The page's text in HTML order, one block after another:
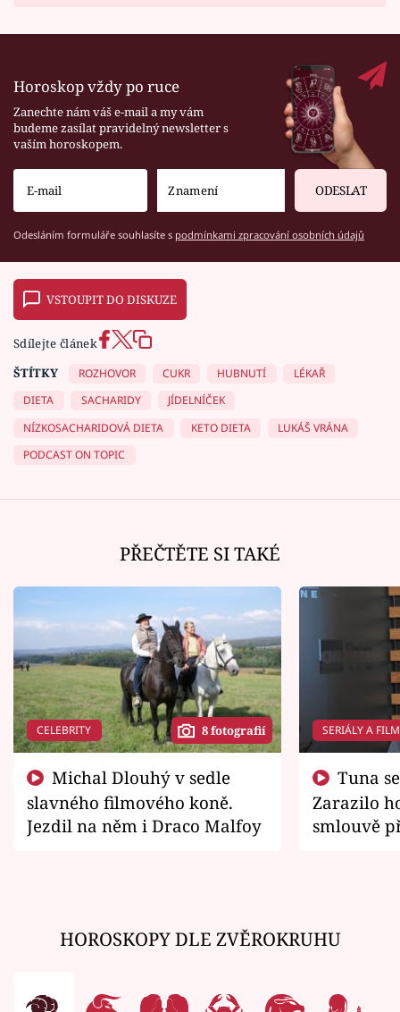
Horoskop vždy po ruce
Zanechte nám váš e-mail a my vám
budeme zasílat pravidelný newsletter s
vaším horoskopem.
ODESLAT
Odesláním formuláře souhlasíte s podmínkami zpracování osobních údajů
VSTOUPIT DO DISKUZE
Sdílejte článek
ŠTÍTKY
ROZHOVOR CUKR HUBNUTÍ
LÉKAŘ
DIETA
SACHARIDY
JÍDELNÍČEK
NÍZKOSACHARIDOVÁ DIETA
KETO DIETA
LUKÁŠ VRÁNA
PODCAST ON TOPIC
PŘEČTĚTE SI TAKÉ
CELEBRITY 8 fotografií
slavného filmového koně.
Jezdil na něm i Draco Malfoy
SERIÁLY A
Zarazilo
smlouvě
HOROSKOPY DLE ZVĚROKRUHU